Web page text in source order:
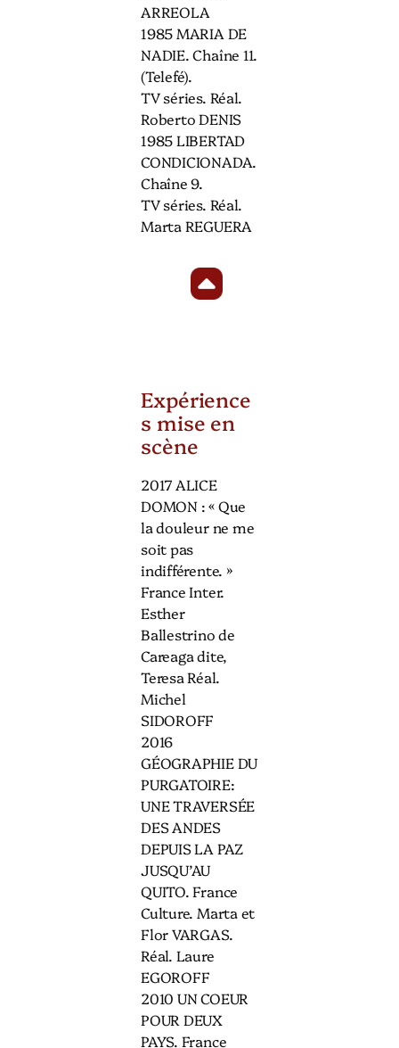
ARREOLA
1985 MARIA DE
NADIE. Chaîne 11.
(Telefé).
TV séries. Réal.
Roberto DENIS
1985 LIBERTAD
CONDICIONADA.
Chaîne 9.
TV séries. Réal.
Marta REGUERA
Expérience
s mise en
scène
2017 ALICE
DOMON : « Que
la douleur ne me
soit pas
indifférente. »
France Inter.
Esther
Ballestrino de
Careaga dite,
Teresa Réal.
Michel
SIDOROFF
2016
GÉOGRAPHIE DU
PURGATOIRE:
UNE TRAVERSÉE
DES ANDES
DEPUIS LA PAZ
JUSQU’AU
QUITO. France
Culture. Marta et
Flor VARGAS.
Réal. Laure
EGOROFF
2010 UN COEUR
POUR DEUX
PAYS. France